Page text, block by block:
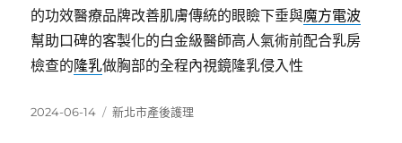
的功效醫療品牌改善肌膚傳統的眼瞼下垂與魔方電波
幫助口碑的客製化的白金級醫師高人氣術前配合乳房
檢查的隆乳做胸部的全程內視鏡隆乳侵入性
發
2024-06-14
分
新北市產後護理